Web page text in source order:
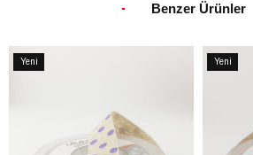
Benzer Ürünler
Yeni
Yeni